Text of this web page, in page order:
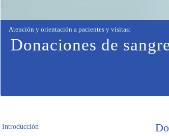
Atención y orientación a pacientes y visitas:
Donaciones de
Introducción